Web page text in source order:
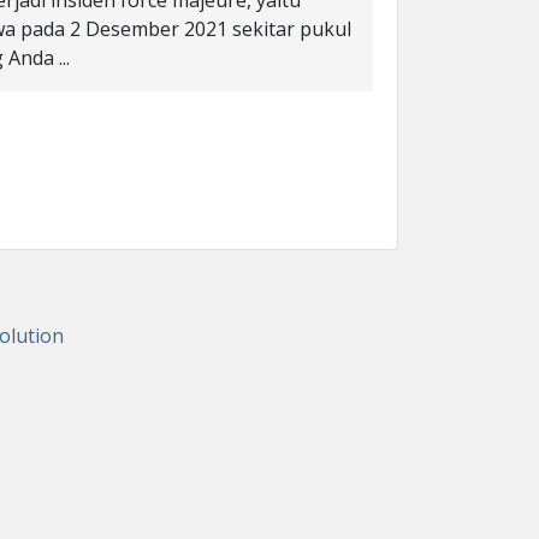
pada 2 Desember 2021 sekitar pukul
...